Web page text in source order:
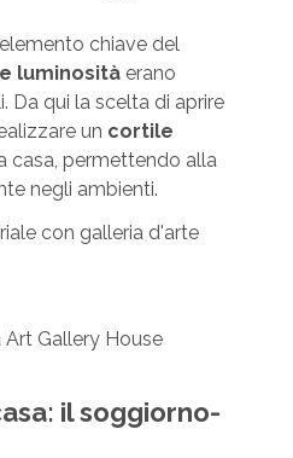
chiave del
luminositàerano
Da qui la scelta di aprire
un cortile
casa, permettendo alla
negli ambienti.
il soggiorno-